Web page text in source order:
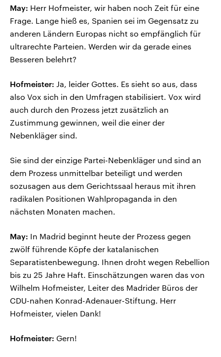
May: Herr Hofmeister, wir haben noch Zeit für eine
Frage. Lange hieß es, Spanien sei im Gegensatz zu
anderen Ländern Europas nicht so empfänglich für
ultrarechte Parteien. Werden wir da gerade eines
Besseren belehrt?
Hofmeister: Ja, leider Gottes. Es sieht so aus, dass
also Vox sich in den Umfragen stabilisiert. Vox wird
auch durch den Prozess jetzt zusätzlich an
Zustimmung gewinnen, weil die einer der
Nebenkläger sind.
Sie sind der einzige Partei-Nebenkläger und sind an
dem Prozess unmittelbar beteiligt und werden
sozusagen aus dem Gerichtssaal heraus mit ihren
radikalen Positionen Wahlpropaganda in den
nächsten Monaten machen.
May: In Madrid beginnt heute der Prozess gegen
zwölf führende Köpfe der katalanischen
Separatistenbewegung. Ihnen droht wegen Rebellion
bis zu 25 Jahre Haft. Einschätzungen waren das von
Wilhelm Hofmeister, Leiter des Madrider Büros der
CDU-nahen Konrad-Adenauer-Stiftung. Herr
Hofmeister, vielen Dank!
Hofmeister: Gern!